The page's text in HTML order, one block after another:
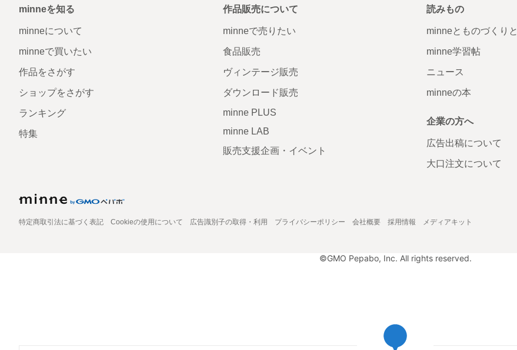
minneを知る
minneについて
minneで買いたい
作品をさがす
ショップをさがす
ランキング
特集
作品販売について
minneで売りたい
食品販売
ヴィンテージ販売
ダウンロード販売
minne PLUS
minne LAB
販売支援企画・イベント
読みもの
minneとものづくりと
minne学習帖
ニュース
minneの本
企業の方へ
広告出稿について
大口注文について
特定商取引法に基づく表記 Cookieの使用について 広告識別子の取得・利用 プライバシーポリシー 会社概要 採用情報 メディアキット
©GMO Pepabo, Inc. All rights reserved.